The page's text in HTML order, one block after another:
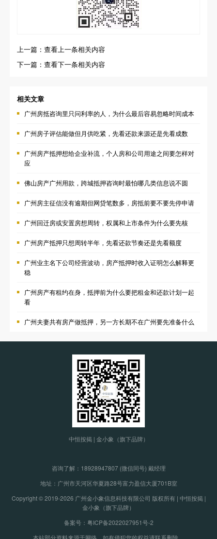
上一篇：查看上一条相关内容
下一篇：查看下一条相关内容
相关文章
广州房抵咨询里只问利率的人，为什么最后容易忽略时间成本
广州房子评估能做但月供吃紧，先看还款来源还是先看成数
广州房产抵押想给企业补流，个人房和公司用途之间要怎样对
应
佛山房产广州用款，跨城抵押咨询时最怕哪几类信息说不圆
广州房主征信没有逾期但网贷笔数多，房抵前要不要先停申请
广州回迁房或安置房想周转，权属和上市条件为什么要先核
广州房产抵押只想周转半年，先看还款节奏还是先看额度
广州业主名下公司经营波动，房产抵押时收入证明怎么解释更
稳
广州房产有租约在身，抵押前为什么要把租金和还款计划一起
看
广州夫妻共有房产做抵押，另一方长期不在广州要先准备什么
中恒按揭 | 金小象（旗下品牌）
咨询了解： 18928947807 (微信同号) 戴经理
地址：广州市天河区华夏路28号富力盈信大厦701B室
Copyright © 2019-2026 广州金小象信息科技有限公司 版权所有 | 中恒按揭 |
金小象（旗下品牌）
备案号：粤ICP备2022027951号-2